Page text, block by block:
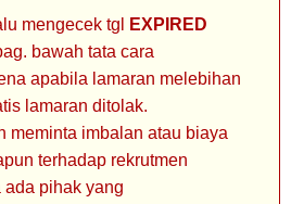
mengecek tgl
EXPIRED
bawah tata cara
apabila lamaran melebihan
lamaran ditolak.
meminta imbalan atau biaya
terhadap rekrutmen
pihak yang